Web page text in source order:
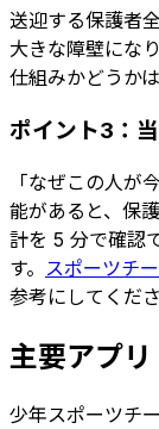
送迎する保護者
大きな障壁になり
仕組みかどうか
ポイント3：
「なぜこの人が
能があると、保
計を 5 分で確認
す。 スポーツチ
参考にしてくださ
主要アプ
少年スポーツチ